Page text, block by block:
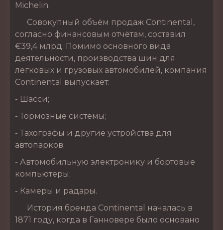
Michelin.
Совокупный объём продаж Continental,
согласно финансовым отчётам, составил
€39,4 млрд. Помимо основного вида
деятельности, производства шин для
легковых и грузовых автомобилей, компания
Continental выпускает:
- Шасси;
- Тормозные системы;
- Тахографы и другие устройства для
автопарков;
- Автомобильную электронику и бортовые
компьютеры;
- Камеры и радары.
История бренда Continental началась в
1871 году, когда в Ганновере было основано